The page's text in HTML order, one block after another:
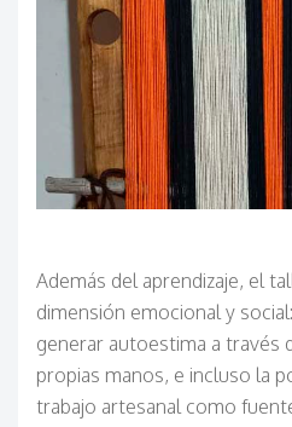
Además del aprendizaje, el
dimensión emocional y
generar autoestima a través
propias manos, e incluso la
trabajo artesanal como